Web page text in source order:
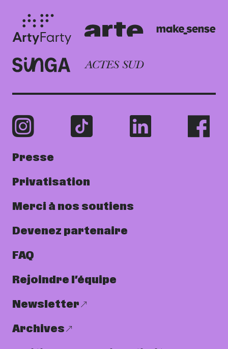
Presse
Privatisation
Merci à nos soutiens
Devenez partenaire
FAQ
Rejoindre l’équipe
Newsletter
Archives